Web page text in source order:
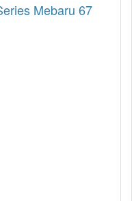
Mebaru 67